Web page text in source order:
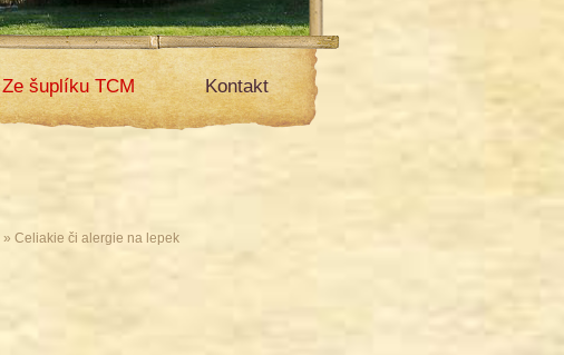
Ze šuplíku TCM Kontakt
» Celiakie či alergie na lepek